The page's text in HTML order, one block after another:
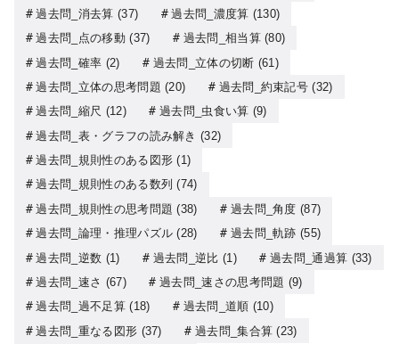
過去問_消去算 (37) 過去問_濃度算 (130)
過去問_点の移動(37) 過去問_相当算(80)
過去問_確率 (2) 過去問_立体の切断 (61)
過去問_立体の思考問題 (20) 過去問_約束記号 (32)
過去問_縮尺 (12) 過去問_虫食い算 (9)
過去問_表・グラフの読み解き (32)
過去問_規則性のある図形 (1)
過去問_規則性のある数列 (74)
過去問_規則性の思考問題 (38) 過去問_角度 (87)
過去問_論理・推理パズル (28) 過去問_軌跡 (55)
過去問_逆数 (1) 過去問_逆比 (1) 過去問_通過算 (33)
過去問_速さ (67) 過去問_速さの思考問題 (9)
過去問_過不足算(18) 過去問_道順 (10)
過去問_重なる図形 (37) 過去問_集合算 (23)